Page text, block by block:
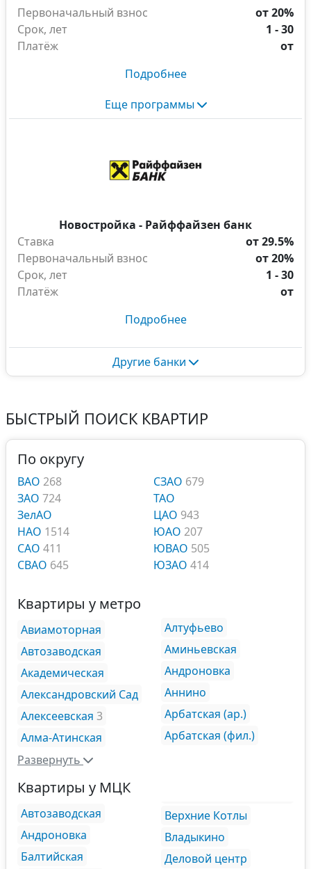
Первоначальный взнос
от 20%
Срок, лет
1 - 30
Платёж
от
Подробнее
Еще программы
Новостройка - Райффайзен банк
Ставка
от 29.5%
Первоначальный взнос
от 20%
Срок, лет
1 - 30
Платёж
от
Подробнее
Другие банки
БЫСТРЫЙ ПОИСК КВАРТИР
По округу
ВАО 268
ЗАО 724
ЗелАО
НАО 1514
САО 411
СВАО 645
СЗАО 679
ТАО
ЦАО 943
ЮАО 207
ЮВАО 505
ЮЗАО 414
Квартиры у метро
Авиамоторная
Автозаводская
Академическая
Александровский Сад
Алексеевская 3
Алма-Атинская
Алтуфьево
Аминьевская
Андроновка
Аннино
Арбатская (ар.)
Арбатская (фил.)
Развернуть
Квартиры у МЦК
Автозаводская
Андроновка
Балтийская
Верхние Котлы
Владыкино
Деловой центр